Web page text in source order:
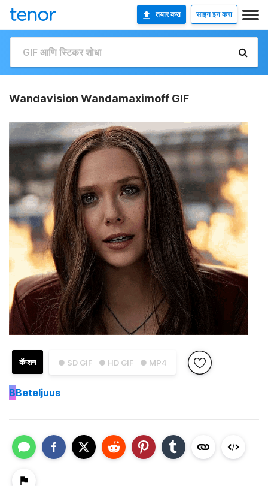
तयार करा साइन इन करा
Wandavision Wandamaximoff GIF
● SD GIF ● HD GIF ● MP4
कॅप्शन
BBeteljuus